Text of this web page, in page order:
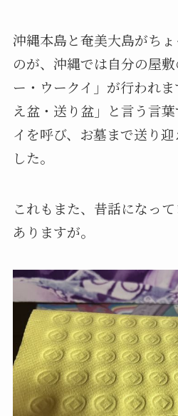
沖縄本島と奄美大島がち
のが、沖縄では自分の屋
ー・ウークイ」が行われ
え盆・送り盆」と言う言
イを呼び、お墓まで送り
した。
これもまた、昔話になっ
ありますが。